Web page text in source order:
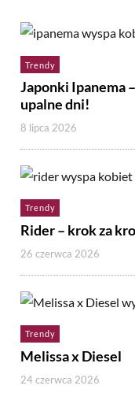
Trendy
Japonki Ipanema
upalne dni!
8 lipca 2026
Trendy
Rider – krok za
26 czerwca 2026
Trendy
Melissa x Diesel
24 czerwca 2026